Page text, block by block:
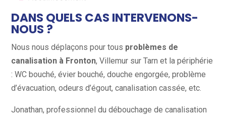
DANS QUELS CAS INTERVENONS-
NOUS ?
Nous nous déplaçons pour tous problèmes de
canalisation à Fronton, Villemur sur Tarn et la périphérie
: WC bouché, évier bouché, douche engorgée, problème
d’évacuation, odeurs d’égout, canalisation cassée, etc.
Jonathan, professionnel du débouchage de canalisation